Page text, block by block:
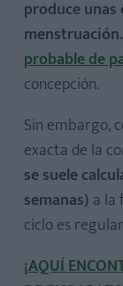
Test de
Test del
Monitorización
Control
¿Cómo tener
produce unas
menstruación.
probable de
concepción.
Sin embargo,
exacta de la
se suele
semanas) a la
ciclo es
¡AQUÍ